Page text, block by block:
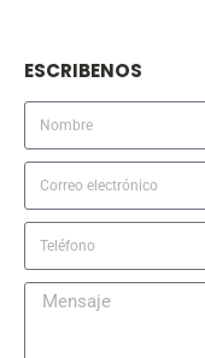
ESCRIBENOS